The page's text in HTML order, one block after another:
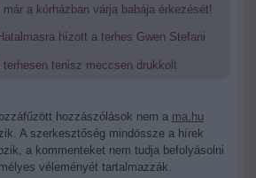
a kórházban várja babája érkezését!
hízott a terhes Gwen Stefani
terhesen tenisz meccsen drukkolt
hozzászólások nem a ma.hu
A szerkesztőség mindössze a hírek
a kommenteket nem tudja befolyásolni
véleményét tartalmazzák.